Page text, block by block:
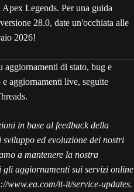
Legends. Per una guida
28.0, date un'occhiata alle
2026!
aggiornamenti di stato, bug e
aggiornamenti live, seguite
in base al feedback della
ed evoluzione dei nostri
a mantenere la nostra
aggiornamenti sui servizi online
www.ea.com/it-it/service-updates.